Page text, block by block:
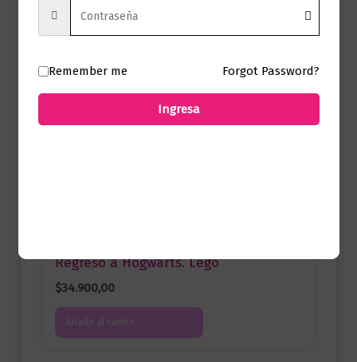
Infantil
Los nuevos Canticuentos
Añadir al carrito
Regreso a Hogwarts. Lego
$34.900,00
Añadir al carrito
Remember me Forgot Password?
Ingresa